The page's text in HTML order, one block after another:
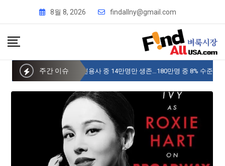
8월 8, 2026 findallny@gmail.com
주간 이슈 사이버 한국외국어대 미주글로벌센터 뉴욕